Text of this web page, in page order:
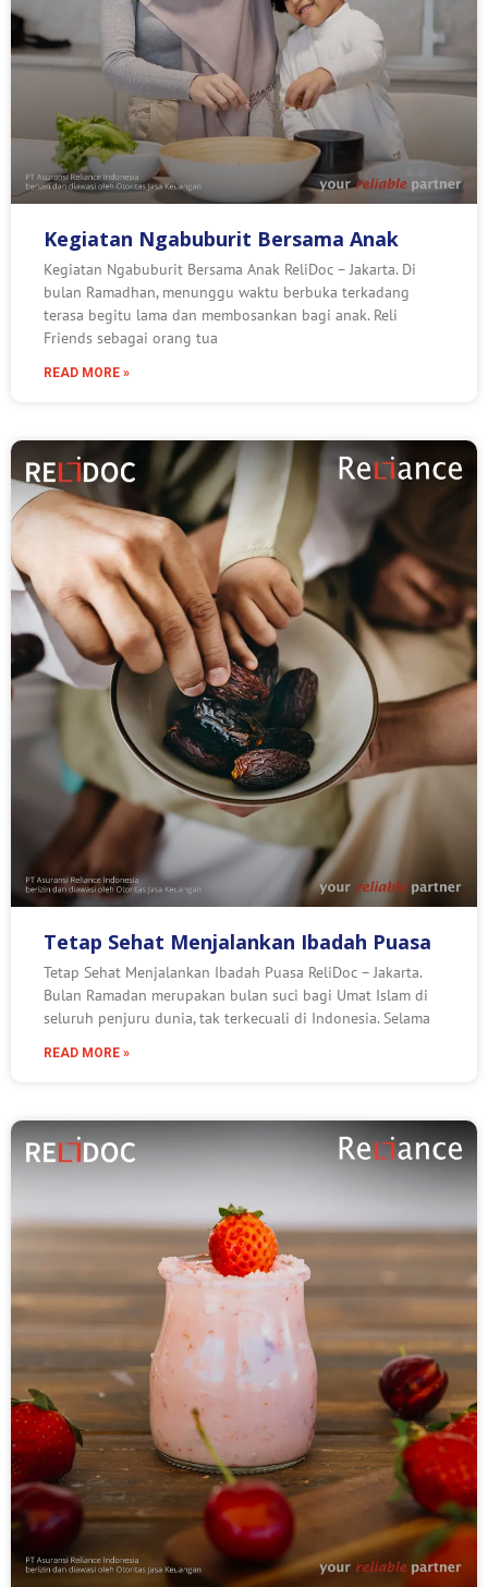
Kegiatan Ngabuburit Bersama Anak
Kegiatan Ngabuburit Bersama Anak ReliDoc – Jakarta. Di
bulan Ramadhan, menunggu waktu berbuka terkadang
terasa begitu lama dan membosankan bagi anak. Reli
Friends sebagai orang tua
READ MORE »
Tetap Sehat Menjalankan Ibadah Puasa
Tetap Sehat Menjalankan Ibadah Puasa ReliDoc – Jakarta.
Bulan Ramadan merupakan bulan suci bagi Umat Islam di
seluruh penjuru dunia, tak terkecuali di Indonesia. Selama
READ MORE »